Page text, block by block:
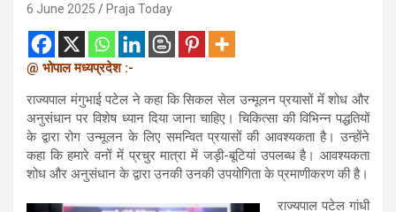
6 June 2025 Praja Today
@ भोपाल मध्यप्रदेश :-
राज्यपाल मंगुभाई पटेल ने कहा कि सिकल सेल उन्मूलन प्रयासों में शोध और
अनुसंधान पर विशेष ध्यान दिया जाना चाहिए। चिकित्सा की विभिन्न पद्धतियों
के द्वारा रोग उन्मूलन के लिए समन्वित प्रयासों की आवश्यकता है। उन्होंने
कहा कि हमारे वनों में प्रचुर मात्रा में जड़ी-बूटियां उपलब्ध है। आवश्यकता
शोध और अनुसंधान के द्वारा उनकी उनकी उपयोगिता के प्रमाणीकरण की है।
राज्यपाल पटेल गांधी